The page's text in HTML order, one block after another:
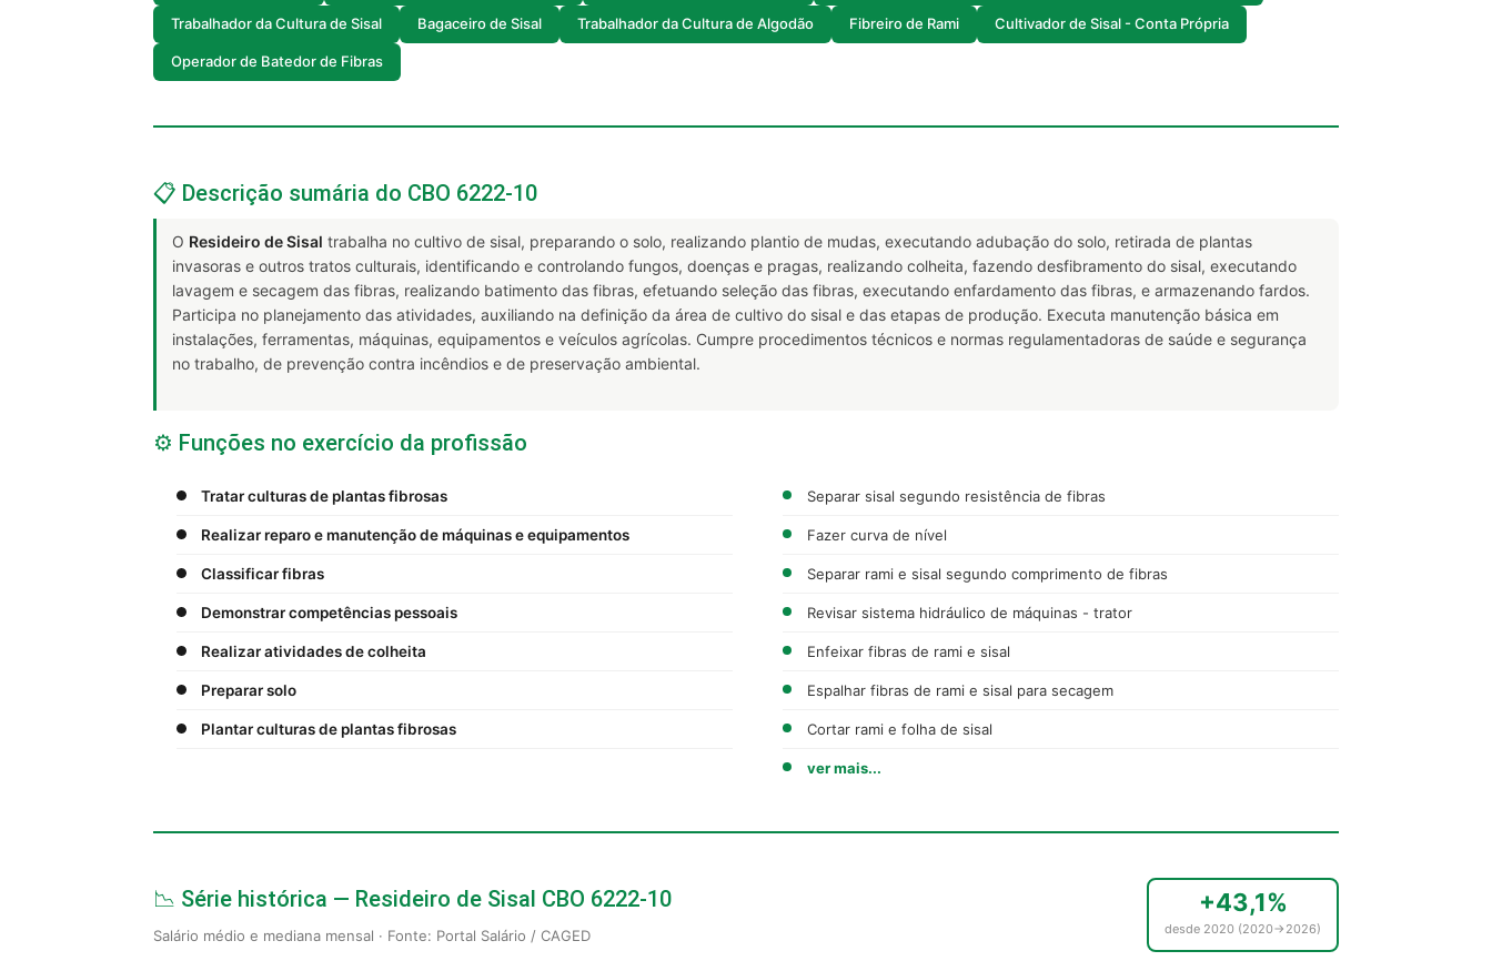
Trabalhador da Cultura de Sisal Bagaceiro de Sisal Trabalhador da Cultura de Algodão Fibreiro de Rami Cultivador de Sisal - Conta Própria
Operador de Batedor de Fibras
📋 Descrição sumária do CBO 6222-10
O Resideiro de Sisal trabalha no cultivo de sisal, preparando o solo, realizando plantio de mudas, executando adubação do solo, retirada de plantas
invasoras e outros tratos culturais, identificando e controlando fungos, doenças e pragas, realizando colheita, fazendo desfibramento do sisal, executando
lavagem e secagem das fibras, realizando batimento das fibras, efetuando seleção das fibras, executando enfardamento das fibras, e armazenando fardos.
Participa no planejamento das atividades, auxiliando na definição da área de cultivo do sisal e das etapas de produção. Executa manutenção básica em
instalações, ferramentas, máquinas, equipamentos e veículos agrícolas. Cumpre procedimentos técnicos e normas regulamentadoras de saúde e segurança
no trabalho, de prevenção contra incêndios e de preservação ambiental.
⚙️ Funções no exercício da profissão
Tratar culturas de plantas fibrosas
Realizar reparo e manutenção de máquinas e equipamentos
Classificar fibras
Demonstrar competências pessoais
Realizar atividades de colheita
Preparar solo
Plantar culturas de plantas fibrosas
Separar sisal segundo resistência de fibras
Fazer curva de nível
Separar rami e sisal segundo comprimento de fibras
Revisar sistema hidráulico de máquinas - trator
Enfeixar fibras de rami e sisal
Espalhar fibras de rami e sisal para secagem
Cortar rami e folha de sisal
ver mais...
📉 Série histórica — Resideiro de Sisal CBO 6222-10
Salário médio e mediana mensal · Fonte: Portal Salário / CAGED
+43,1%
desde 2020 (2020→2026)